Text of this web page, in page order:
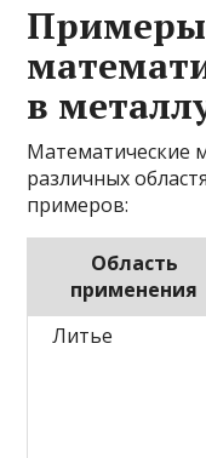
Примеры
в
Математические
различных
примеров:
Область
применения
Литье